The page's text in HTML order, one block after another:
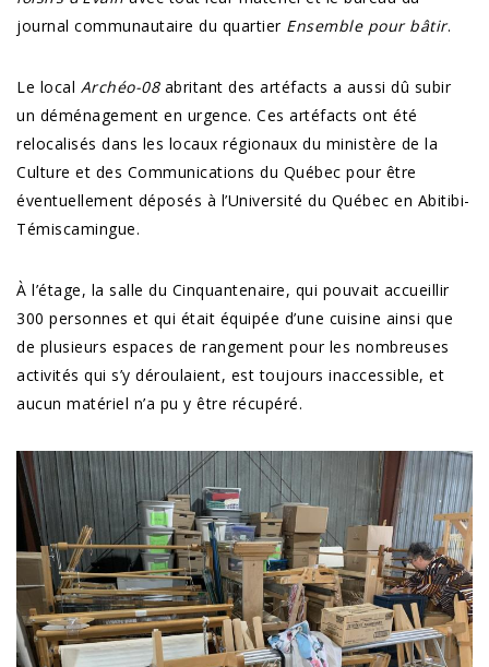
journal communautaire du quartier Ensemble pour bâtir.
Le local Archéo-08abritant des artéfacts a aussi dû subir
un déménagement en urgence. Ces artéfacts ont été
relocalisés dans les locaux régionaux du ministère de la
Culture et des Communications du Québec pour être
éventuellement déposés à l’Université du Québec en Abitibi-
Témiscamingue.
À l’étage, la salle du Cinquantenaire, qui pouvait accueillir
300 personnes et qui était équipée d’une cuisine ainsi que
de plusieurs espaces de rangement pour les nombreuses
activités qui s’y déroulaient, est toujours inaccessible, et
aucun matériel n’a pu y être récupéré.